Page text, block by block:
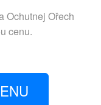
Ochutnej Ořech
cenu.